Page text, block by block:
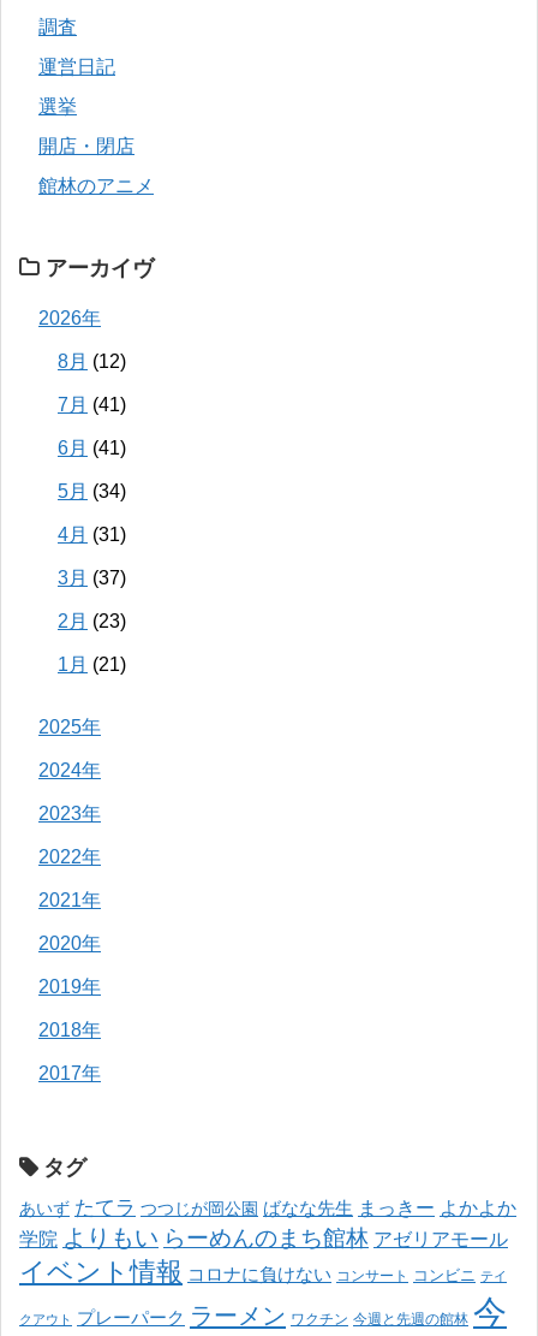
調査
運営日記
選挙
開店・閉店
館林のアニメ
アーカイヴ
2026年
8月 (12)
7月 (41)
6月 (41)
5月 (34)
4月 (31)
3月 (37)
2月 (23)
1月 (21)
2025年
2024年
2023年
2022年
2021年
2020年
2019年
2018年
2017年
タグ
あいず たてラ つつじが岡公園 ばなな先生 まっきー よかよか
学院 よりもい らーめんのまち館林 アゼリアモール
イベント情報 コロナに負けない コンサート コンビニ テイ
クアウト プレーパーク ラーメン ワクチン 今週と先週の館林 今